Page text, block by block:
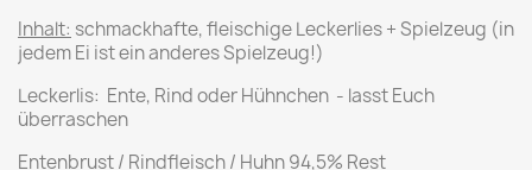
Inhalt: schmackhafte, fleischige Leckerlies + Spielzeug (in
jedem Ei ist ein anderes Spielzeug!)
Leckerlis: Ente, Rind oder Hühnchen - lasst Euch
überraschen
Entenbrust / Rindfleisch / Huhn 94,5% Rest